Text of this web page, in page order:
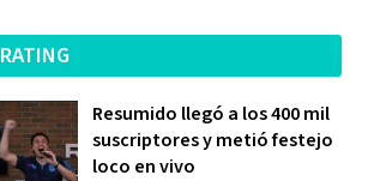
RATING
Resumido llegó a los 400 mil
suscriptores y metió festejo
loco en vivo